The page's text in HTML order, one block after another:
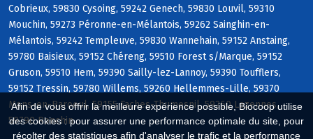
Afin de vous offrir la meilleure expérience possible, Biocoop utilise
des cookies : pour assurer une performance optimale du site, pour
récolter des statistiques afin d'analyser le trafic et la performance
Cobrieux, 59830 Cysoing, 59242 Genech, 59830 Louvil, 59310
Mouchin, 59273 Péronne-en-Mélantois, 59262 Sainghin-en-
Mélantois, 59242 Templeuve, 59830 Wannehain, 59152 Anstaing,
59780 Baisieux, 59152 Chéreng, 59510 Forest s/Marque, 59152
Gruson, 59510 Hem, 59390 Sailly-lez-Lannoy, 59390 Toufflers,
59152 Tressin, 59780 Willems, 59260 Hellemmes-Lille, 59370
Mons-en-Baroeul, 59155 Faches-Thumesnil, 59260 Lezennes,
59790 Ronchin